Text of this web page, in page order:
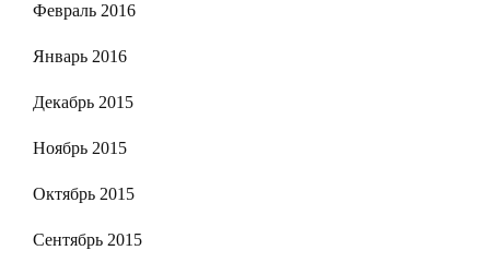
Февраль 2016
Январь 2016
Декабрь 2015
Ноябрь 2015
Октябрь 2015
Сентябрь 2015